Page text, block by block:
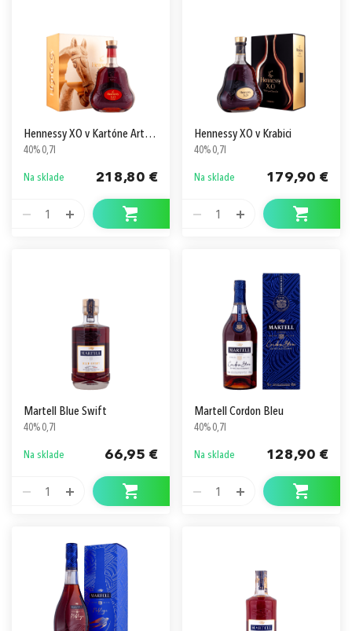
Hennessy XO v Kartóne Art by Xu Zhen
40% 0,7l
Na sklade 218,80 €
1
Hennessy XO v Krabici
40% 0,7l
Na sklade 179,90 €
1
Martell Blue Swift
40% 0,7l
Na sklade 66,95 €
1
Martell Cordon Bleu
40% 0,7l
Na sklade 128,90 €
1